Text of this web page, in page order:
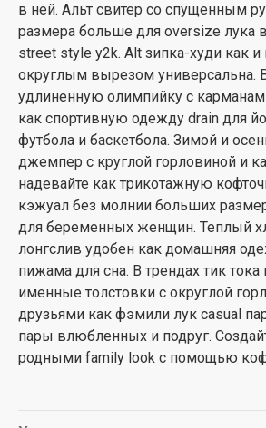
в ней. Альт свитер со спущенным
размера больше для oversize лука
street style y2k. Alt зипка-худи как и
округлым вырезом универсальна.
удлиненную олимпийку с
как спортивную одежду drain для
футбола и баскетбола. Зимой и
джемпер с круглой горловиной и
надевайте как трикотажную
кэжуал без молнии больших
для беременных женщин. Теплый
лонгслив удобен как домашняя
пижама для сна. В трендах тик тока
именные толстовки с округлой
друзьями как фэмили лук casual
пары влюбленных и подруг.
родными family look с помощью